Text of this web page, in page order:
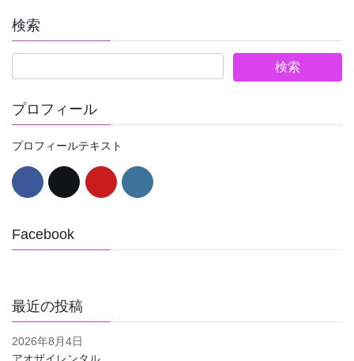
検索
プロフィール
プロフィールテキスト
Facebook
最近の投稿
2026年8月4日
アオザイレンタル